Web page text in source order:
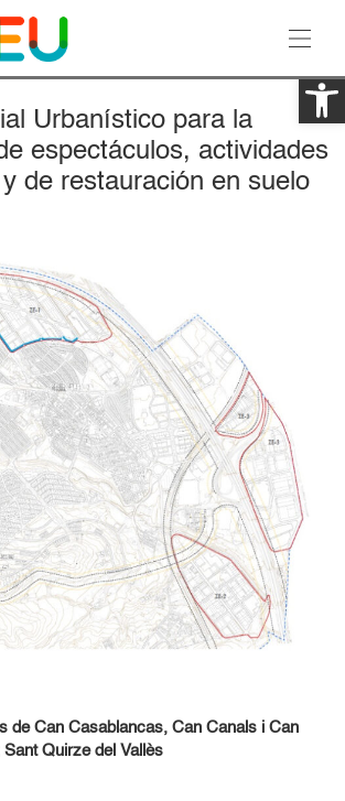
Urbanístico para la
espectáculos, actividades
de restauración en suelo
de Can Casablancas, Can Canals i Can
Sant Quirze del Vallès